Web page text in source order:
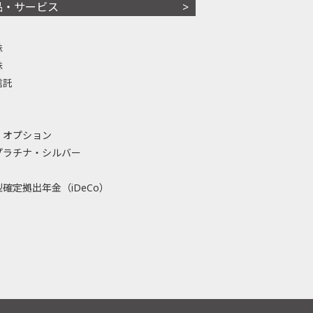
・サービス
託
プション
ラチナ・シルバー
定拠出年金（iDeCo）